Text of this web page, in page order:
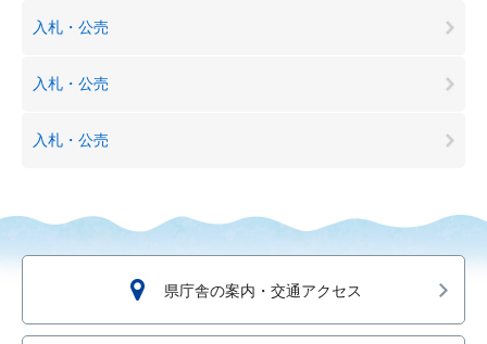
入札・公売
入札・公売
入札・公売
県庁舎の案内・交通アクセス